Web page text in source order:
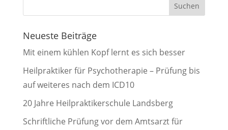
Neueste Beiträge
Mit einem kühlen Kopf lernt es sich besser
Heilpraktiker für Psychotherapie – Prüfung bis
auf weiteres nach dem ICD10
20 Jahre Heilpraktikerschule Landsberg
Schriftliche Prüfung vor dem Amtsarzt für